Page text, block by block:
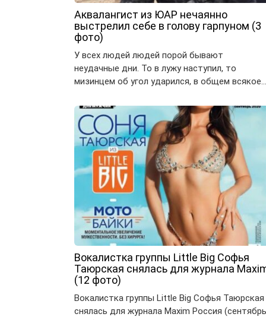
Аквалангист из ЮАР нечаянно
выстрелил себе в голову гарпуном (3
фото)
У всех людей людей порой бывают
неудачные дни. То в лужу наступил, то
мизинцем об угол ударился, в общем всякое…
Вокалистка группы Little Big Софья
Таюрская снялась для журнала
(12 фото)
Вокалистка группы Little Big Софья Таюрская
снялась для журнала Maxim Россия (сентябрь